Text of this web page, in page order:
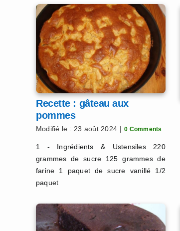
Recette : gâteau aux
pommes
Modifié le : 23 août 2024 | 0 Comments
1 - Ingrédients & Ustensiles 220
grammes de sucre 125 grammes de
farine 1 paquet de sucre vanillé 1/2
paquet